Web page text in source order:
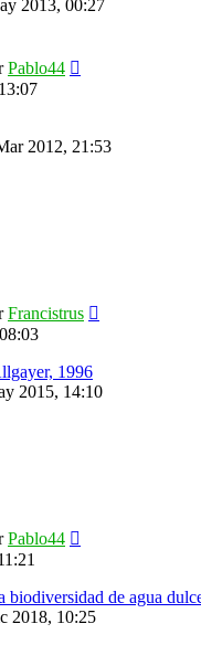
2013, 00:27
Pablo44
2012, 21:53
Francistrus
1996
2015, 14:10
Pablo44
biodiversidad de agua
2018, 10:25